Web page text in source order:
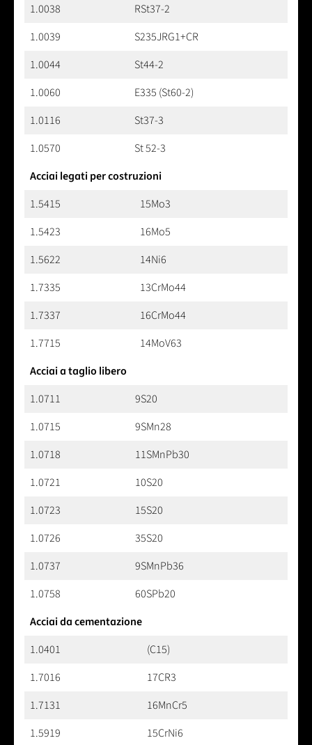
1.0038
RSt37-2
1.0039
S235JRG1+CR
1.0044
St44-2
1.0060
E335 (St60-2)
1.0116
St37-3
1.0570
St 52-3
Acciai legati per costruzioni
1.5415
15Mo3
1.5423
16Mo5
1.5622
14Ni6
1.7335
13CrMo44
1.7337
16CrMo44
1.7715
14MoV63
Acciai a taglio libero
1.0711
9S20
1.0715
9SMn28
1.0718
11SMnPb30
1.0721
10S20
1.0723
15S20
1.0726
35S20
1.0737
9SMnPb36
1.0758
60SPb20
Acciai da cementazione
1.0401
(C15)
1.7016
17CR3
1.7131
16MnCr5
1.5919
15CrNi6